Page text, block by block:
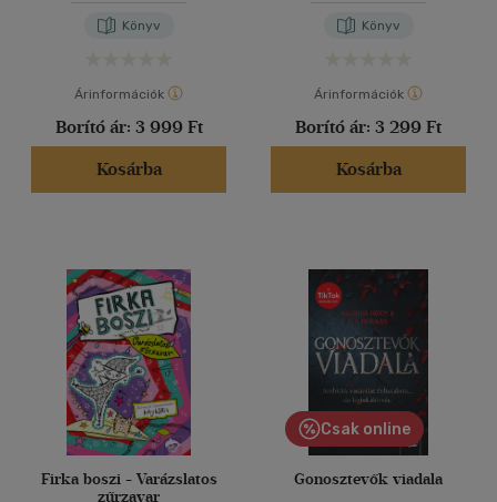
Könyv
Árinformációk
Borító ár: 3 999 Ft
Kosárba
Könyv
Árinformációk
Borító ár: 3 299 Ft
Kosárba
Firka boszi - Varázslatos
zűrzavar
Csak online
Gonosztevők viadala